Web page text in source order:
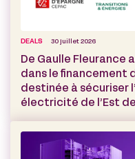
DEALS 30 juillet 2026
De Gaulle Fleurance
dans le financement
destinée à sécuriser
électricité de l’Est